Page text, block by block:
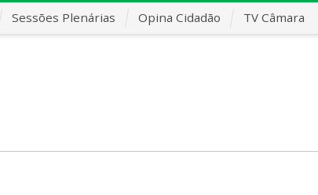
Sessões Plenárias Opina Cidadão TV Câmara